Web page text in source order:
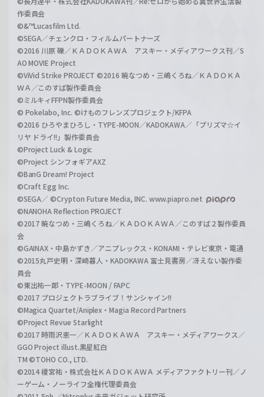
作委員会
©&™Lucasfilm Ltd.
©SEGA／チェンクロ・フィルムパートナーズ
©2016 川原 礫／ＫＡＤＯＫＡＷＡ アスキー・メディアワークス刊／S
AO MOVIE Project
©ViVid Strike PROJECT ©2016 暁なつめ・三嶋くろね／ＫＡＤＯＫＡ
ＷＡ／このすば製作委員会
©ミルキィFFPN製作委員会
© Pokelabo, Inc. ©けものフレンズプロジェクト/KFPA
©2016 ひろやまひろし・TYPE-MOON／KADOKAWA／「プリズマ☆イ
リヤ ドライ!!」製作委員会
©Project Luck & Logic
©Project シンフォギアAXZ
©BanG Dream! Project
©Craft Egg Inc.
©SEGA／ ©Crypton Future Media, INC. www.piapro.net
©NANOHA Reflection PROJECT
©2017 暁なつめ・三嶋くろね／ＫＡＤＯＫＡＷＡ／このすば２製作委員
会
©GAINAX・中島かずき／アニプレックス・KONAMI・テレビ東京・電通
©2015丸戸史明・深崎暮人・KADOKAWA 富士見書房／冴えない製作委
員会
©東出祐一郎・TYPE-MOON / FAPC
©2017 プロジェクトラブライブ！サンシャイン!!
©Magica Quartet/Aniplex・Magia Record Partners
©Project Revue Starlight
©2017 時雨沢恵一／ＫＡＤＯＫＡＷＡ アスキー・メディアワークス／
GGO Project illust.黒星紅白
TM ©TOHO CO., LTD.
©2014 榎宮祐・株式会社ＫＡＤＯＫＡＷＡ メディアファクトリー刊／ノ
ーゲーム・ノーライフ全権代理委員会